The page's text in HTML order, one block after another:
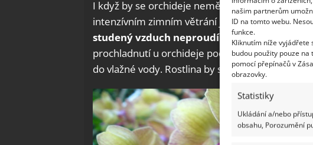
našim partnerům
ID na tomto webu.
funkce.
Kliknutím níže vyjádřete
budou použity pouze
pomocí přepínačů v
obrazovky.
Statistiky
Ukládání a/nebo
obsahu, Porozumění
I když by se orchideje neměly bezdůvodně
intenzívním zimním větrání je můžete na chvíli
studený vzduch neproudípřímo. Kdyby se to
prochladnutí u orchideje podezření, zkuste ji
do vlažné vody. Rostlina by se ještě mohla